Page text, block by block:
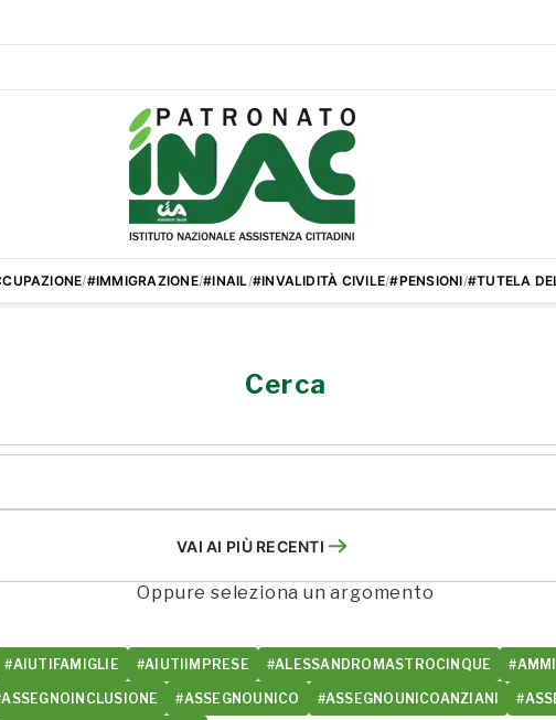
/#IMMIGRAZIONE/#INAIL/#INVALIDITÀ CIVILE/#PENSIONI/#TUTELA
Cerca
VAI AI PIÙ RECENTI
Oppure seleziona un argomento
#AIUTIFAMIGLIE #AIUTIIMPRESE #ALESSANDROMASTROCINQUE
#ASSEGNOUNICO #ASSEGNOUNICOANZIANI